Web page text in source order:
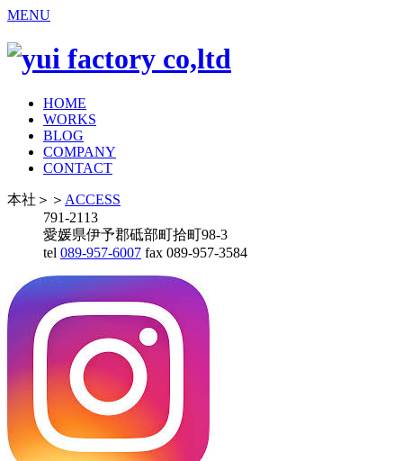
MENU
HOME
WORKS
BLOG
COMPANY
CONTACT
本社 ＞＞ ACCESS
791-2113
愛媛県伊予郡砥部町拾町98-3
tel 089-957-6007 fax 089-957-3584